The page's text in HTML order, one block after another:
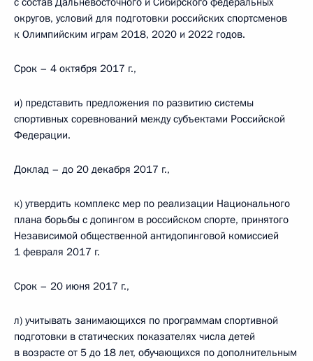
округов, условий для подготовки российских спортсменов
к Олимпийским играм 2018, 2020 и 2022 годов.
Срок – 4 октября 2017 г.,
и) представить предложения по развитию системы
спортивных соревнований между субъектами Российской
Федерации.
Доклад – до 20 декабря 2017 г.,
к) утвердить комплекс мер по реализации Национального
плана борьбы с допингом в российском спорте, принятого
Независимой общественной антидопинговой комиссией
1 февраля 2017 г.
Срок – 20 июня 2017 г.,
л) учитывать занимающихся по программам спортивной
подготовки в статических показателях числа детей
в возрасте от 5 до 18 лет, обучающихся по дополнительным